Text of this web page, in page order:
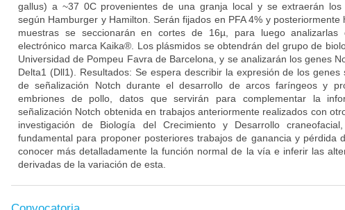
gallus) a ~37 0C provenientes de una granja local y se extraerán los
según Hamburger y Hamilton. Serán fijados en PFA 4% y posteriormente
muestras se seccionarán en cortes de 16µ, para luego analizarlas
electrónico marca Kaika®. Los plásmidos se obtendrán del grupo de
Universidad de Pompeu Favra de Barcelona, y se analizarán los genes
Delta1 (Dll1). Resultados: Se espera describir la expresión de los genes
de señalización Notch durante el desarrollo de arcos faríngeos y
embriones de pollo, datos que servirán para complementar la
señalización Notch obtenida en trabajos anteriormente realizados con
investigación de Biología del Crecimiento y Desarrollo
fundamental para proponer posteriores trabajos de ganancia y pérdida
conocer más detalladamente la función normal de la vía e inferir las
derivadas de la variación de esta.